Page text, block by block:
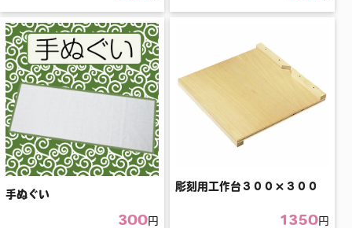
手ぬぐい
300円
彫刻用工作台３００×３００
1350円